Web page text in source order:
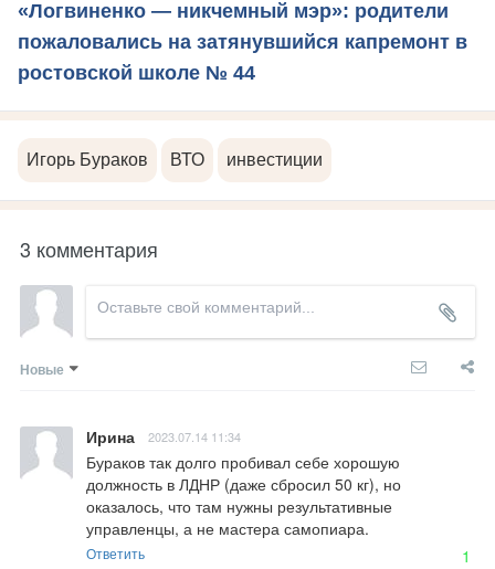
«Логвиненко — никчемный мэр»: родители
пожаловались на затянувшийся капремонт в
ростовской школе № 44
Игорь Бураков ВТО инвестиции
3 комментария
Новые
Ирина 2023.07.14 11:34
Бураков так долго пробивал себе хорошую
должность в ЛДНР (даже сбросил 50 кг), но
оказалось, что там нужны результативные
управленцы, а не мастера самопиара.
Ответить 1